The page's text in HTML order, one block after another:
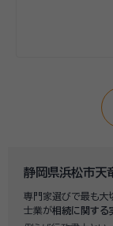
静岡県浜松市天
専門家選びで最も大
士業が相続に関する